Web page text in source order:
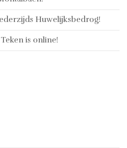
Huwelijksbedrog!
is online!